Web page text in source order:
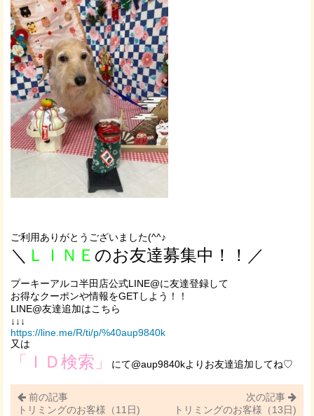
ご利用ありがとうございました(^^♪
＼ ＬＩＮＥ のお友達募集中！！／
プーキーアルコ半田店公式LINE@に友達登録して
お得なクーポンや情報をGETしよう！！
LINE@友達追加はこちら
↓↓↓
https://line.me/R/ti/p/%40aup9840k
又は
「ＩＤ検索」 にて@aup9840kよりお友達追加してね♡
前の記事
トリミングのお客様（11日)
次の記事
トリミングのお客様（13日)